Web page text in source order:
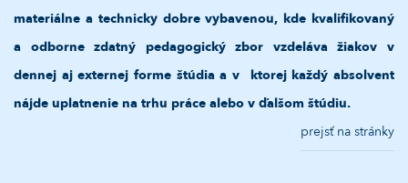
materiálne a technicky dobre vybavenou, kde kvalifikovaný
a odborne zdatný pedagogický zbor vzdeláva žiakov v
dennej aj externej forme štúdia a v ktorej každý absolvent
nájde uplatnenie na trhu práce alebo v ďalšom štúdiu.
prejsť na stránky